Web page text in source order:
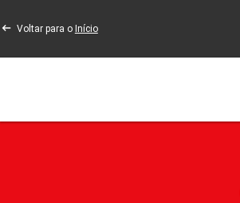
Voltar para o Início